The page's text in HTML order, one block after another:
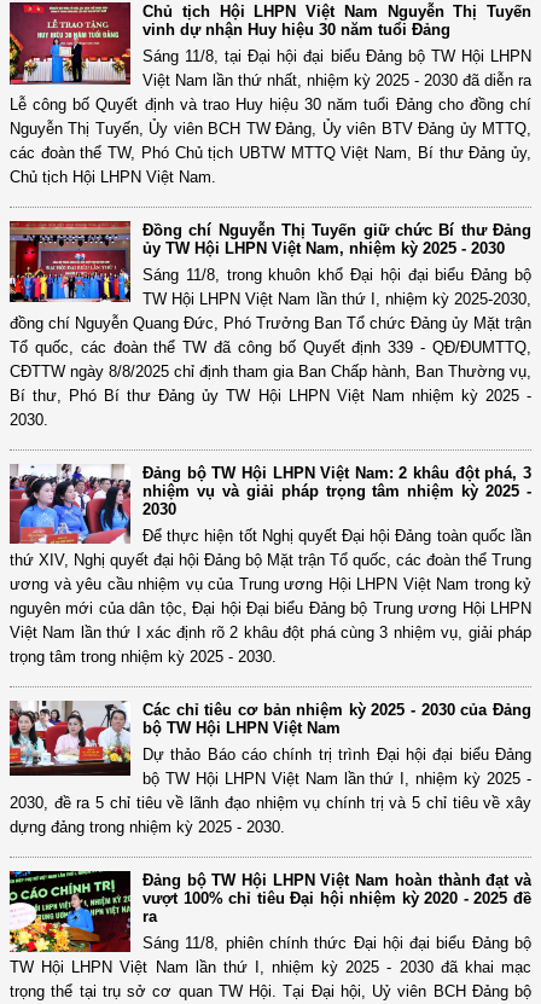
Chủ tịch Hội LHPN Việt Nam Nguyễn Thị Tuyến
vinh dự nhận Huy hiệu 30 năm tuổi Đảng
Sáng 11/8, tại Đại hội đại biểu Đảng bộ TW Hội LHPN
Việt Nam lần thứ nhất, nhiệm kỳ 2025 - 2030 đã diễn ra
Lễ công bố Quyết định và trao Huy hiệu 30 năm tuổi Đảng cho đồng chí
Nguyễn Thị Tuyến, Ủy viên BCH TW Đảng, Ủy viên BTV Đảng ủy MTTQ,
các đoàn thể TW, Phó Chủ tịch UBTW MTTQ Việt Nam, Bí thư Đảng ủy,
Chủ tịch Hội LHPN Việt Nam.
Đồng chí Nguyễn Thị Tuyến giữ chức Bí thư Đảng
ủy TW Hội LHPN Việt Nam, nhiệm kỳ 2025 - 2030
Sáng 11/8, trong khuôn khổ Đại hội đại biểu Đảng bộ
TW Hội LHPN Việt Nam lần thứ I, nhiệm kỳ 2025-2030,
đồng chí Nguyễn Quang Đức, Phó Trưởng Ban Tổ chức Đảng ủy Mặt trận
Tổ quốc, các đoàn thể TW đã công bố Quyết định 339 - QĐ/ĐUMTTQ,
CĐTTW ngày 8/8/2025 chỉ định tham gia Ban Chấp hành, Ban Thường vụ,
Bí thư, Phó Bí thư Đảng ủy TW Hội LHPN Việt Nam nhiệm kỳ 2025 -
2030.
Đảng bộ TW Hội LHPN Việt Nam: 2 khâu đột phá, 3
nhiệm vụ và giải pháp trọng tâm nhiệm kỳ 2025 -
2030
Để thực hiện tốt Nghị quyết Đại hội Đảng toàn quốc lần
thứ XIV, Nghị quyết đại hội Đảng bộ Mặt trận Tổ quốc, các đoàn thể Trung
ương và yêu cầu nhiệm vụ của Trung ương Hội LHPN Việt Nam trong kỷ
nguyên mới của dân tộc, Đại hội Đại biểu Đảng bộ Trung ương Hội LHPN
Việt Nam lần thứ I xác định rõ 2 khâu đột phá cùng 3 nhiệm vụ, giải pháp
trọng tâm trong nhiệm kỳ 2025 - 2030.
Các chỉ tiêu cơ bản nhiệm kỳ 2025 - 2030 của Đảng
bộ TW Hội LHPN Việt Nam
Dự thảo Báo cáo chính trị trình Đại hội đại biểu Đảng
bộ TW Hội LHPN Việt Nam lần thứ I, nhiệm kỳ 2025 -
2030, đề ra 5 chỉ tiêu về lãnh đạo nhiệm vụ chính trị và 5 chỉ tiêu về xây
dựng đảng trong nhiệm kỳ 2025 - 2030.
Đảng bộ TW Hội LHPN Việt Nam hoàn thành đạt và
vượt 100% chỉ tiêu Đại hội nhiệm kỳ 2020 - 2025 đề
ra
Sáng 11/8, phiên chính thức Đại hội đại biểu Đảng bộ
TW Hội LHPN Việt Nam lần thứ I, nhiệm kỳ 2025 - 2030 đã khai mạc
trọng thể tại trụ sở cơ quan TW Hội. Tại Đại hội, Uỷ viên BCH Đảng bộ